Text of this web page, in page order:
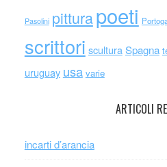
Pasolini pitturapoeti
scrittori scultura Spagna
uruguay usa varie
ARTICOLI
incarti d’arancia